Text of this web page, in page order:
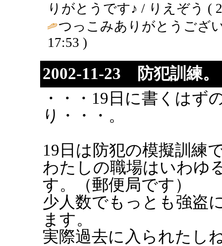
りがとうです♪ / りえぞう (
つっこみありがとうござ
17:53 )
2002-11-23 防犯訓練。
・・・19日に書くはず
り・・・。
19日は防犯の模擬訓練
わたしの職場はいわゆ
す。（郵便局です）
少人数でもっとも強盗
ます。
実際過去に入られたし